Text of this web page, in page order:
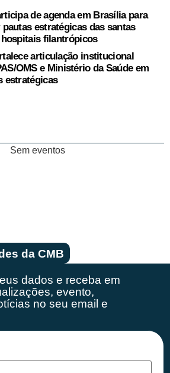
de agenda em Brasília para
pautas estratégicas das santas
hospitais filantrópicos
articulação institucional
OMS e Ministério da Saúde em
estratégicas
Sem eventos
da CMB
dados e receba em
evento,
no seu email e